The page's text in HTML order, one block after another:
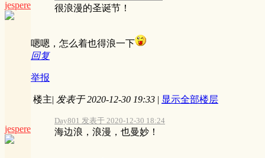
jespere 很浪漫的圣诞节！
嗯嗯，怎么着也得浪一下
回复
举报
jespere
楼主| 发表于 2020-12-30 19:33 | 显示全部楼层
Day801 发表于 2020-12-30 18:24
海边浪，浪漫，也曼妙！